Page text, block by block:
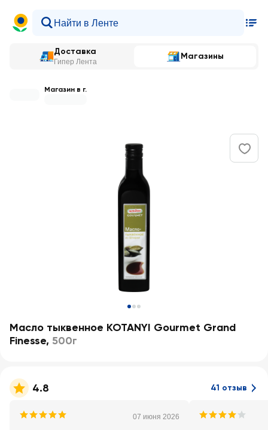
Доставка
Гипер Лента
Магазины
Магазин в г.
Масло тыквенное KOTANYI Gourmet Grand
Finesse, 500г
4.8 41 отзыв
07 июня 2026